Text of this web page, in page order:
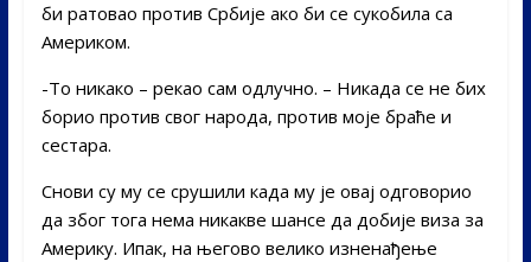
би ратовао против Србије ако би се сукобила са
Америком.
-То никако – рекао сам одлучно. – Никада се не бих
борио против свог народа, против моје браће и
сестара.
Снови су му се срушили када му је овај одговорио
да због тога нема никакве шансе да добије виза за
Америку. Ипак, на његово велико изненађење